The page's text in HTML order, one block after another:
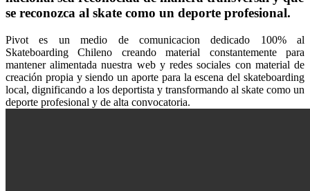
se reconozca al skate como un deporte profesional.
Pivot es un medio de comunicacion dedicado 100% al
Skateboarding Chileno creando material constantemente para
mantener alimentada nuestra web y redes sociales con material de
creación propia y siendo un aporte para la escena del skateboarding
local, dignificando a los deportista y transformando al skate como un
deporte profesional y de alta convocatoria.